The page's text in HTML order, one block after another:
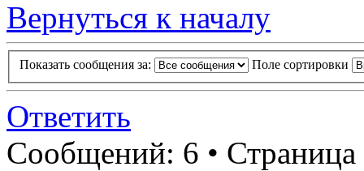
Вернуться к началу
Показать сообщения за: Поле сортировки
Ответить
Сообщений: 6 • Страница